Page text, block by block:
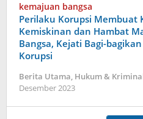
kemajuan bangsa
Perilaku Korupsi Membuat
Kemiskinan dan Hambat
Bangsa, Kejati Bagi-
Korupsi
Berita Utama, Hukum &
Desember 2023